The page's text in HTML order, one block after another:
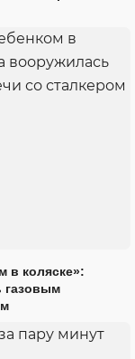
в коляске»:
газовым